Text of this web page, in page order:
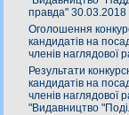
правда" 30.03.2018
Оголошення
кандидатів на
членів наглядової
Результати
кандидатів на
членів наглядової
"Видавництво